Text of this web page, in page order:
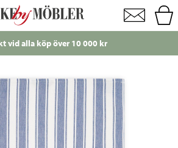
Striped blå/vit 50x70 cm
Just nu!Endast 49 kr i frakt till ombud